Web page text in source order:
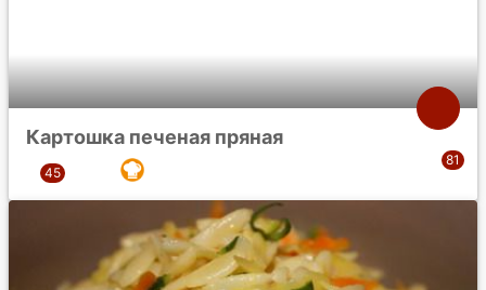
Картошка печеная пряная